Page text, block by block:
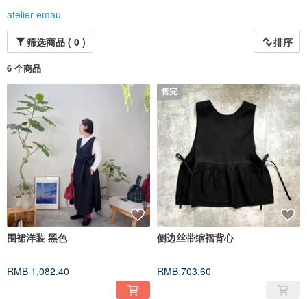
atelier emau
筛选商品 ( 0 )
排序
6 个商品
围裙洋装 黑色
RMB 1,082.40
售完
侧边丝带缩褶背心
RMB 703.60